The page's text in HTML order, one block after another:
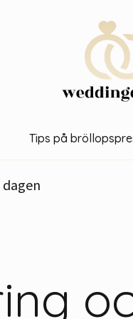
Tips på